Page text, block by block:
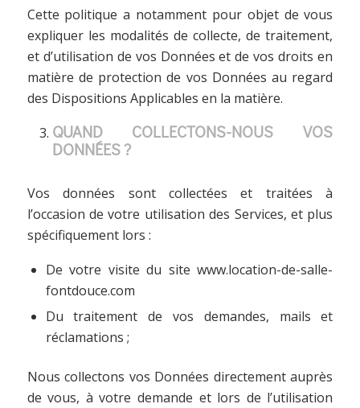
Cette politique a notamment pour objet de vous
expliquer les modalités de collecte, de traitement,
et d’utilisation de vos Données et de vos droits en
matière de protection de vos Données au regard
des Dispositions Applicables en la matière.
QUAND COLLECTONS-NOUS VOS
DONNÉES ?
Vos données sont collectées et traitées à
l’occasion de votre utilisation des Services, et plus
spécifiquement lors :
De votre visite du site www.location-de-salle-
fontdouce.com
Du traitement de vos demandes, mails et
réclamations ;
Nous collectons vos Données directement auprès
de vous, à votre demande et lors de l’utilisation